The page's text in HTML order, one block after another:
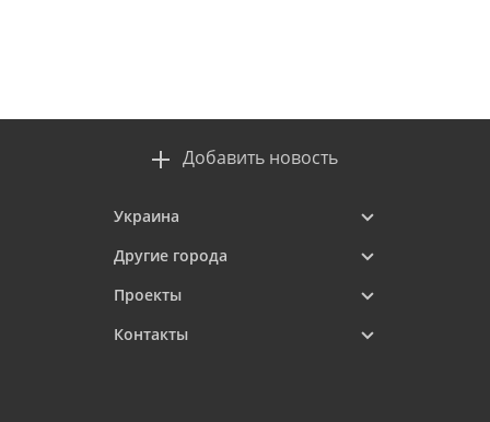
Добавить новость
Украина
Другие города
Проекты
Контакты